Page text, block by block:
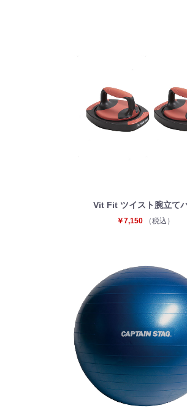
Vit Fit ツイスト腕立て
￥7,150 （税込）